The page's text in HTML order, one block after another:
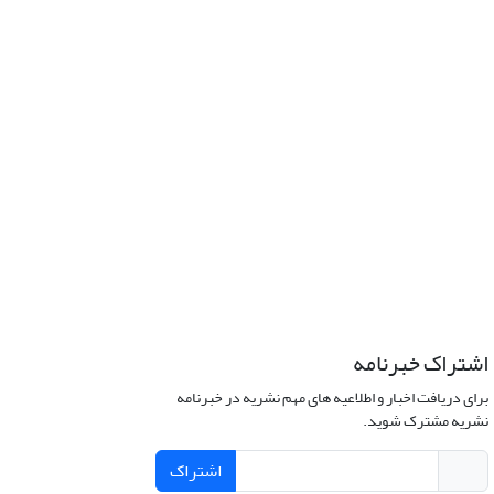
اشتراک خبرنامه
برای دریافت اخبار و اطلاعیه های مهم نشریه در خبرنامه
نشریه مشترک شوید.
اشتراک